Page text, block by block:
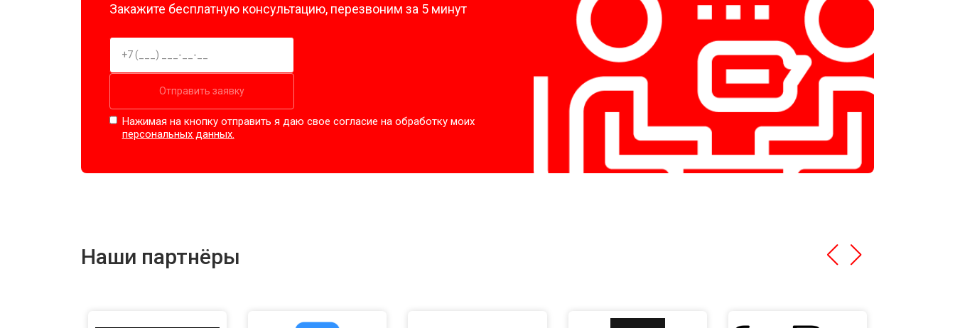
Закажите бесплатную консультацию, перезвоним за 5 минут
Отправить заявку
Нажимая на кнопку отправить я даю свое согласие на обработку моих
персональных данных.
Наши партнёры